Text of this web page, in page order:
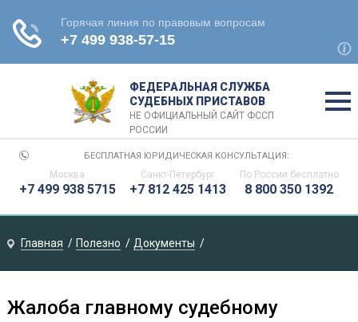
ФЕДЕРАЛЬНАЯ СЛУЖБА
СУДЕБНЫХ ПРИСТАВОВ
НЕ ОФИЦИАЛЬНЫЙ САЙТ ФССП
РОССИИ
БЕСПЛАТНАЯ ЮРИДИЧЕСКАЯ КОНСУЛЬТАЦИЯ:
Москва
+7 499 938 5715
Санкт-Петербург
+7 812 425 1413
По России бесплатно
8 800 350 1392
Главная Полезно Документы
Жалоба главному судебному